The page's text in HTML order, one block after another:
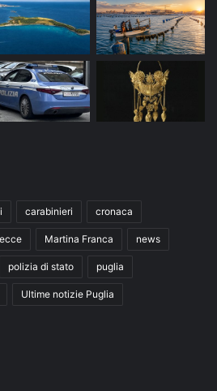
carabinieri cronaca
Martina Franca news
polizia di stato puglia
Ultime notizie Puglia